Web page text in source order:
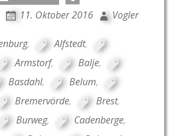
11. Oktober 2016 Vogler
, Alfstedt,
Armstorf, Balje,
Basdahl, Belum,
Bremervörde, Brest,
Burweg, Cadenberge,